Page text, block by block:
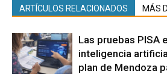
ARTÍCULOS RELACIONADOS MÁS
Las pruebas PISA
inteligencia
plan de Mendoza